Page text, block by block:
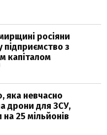
росіяни
підприємство з
капіталом
яка невчасно
дрони для ЗСУ,
25 мільйонів